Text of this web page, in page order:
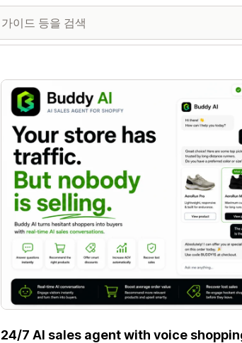
추천 이미지 갤러리
24/7 AI sales agent with voice